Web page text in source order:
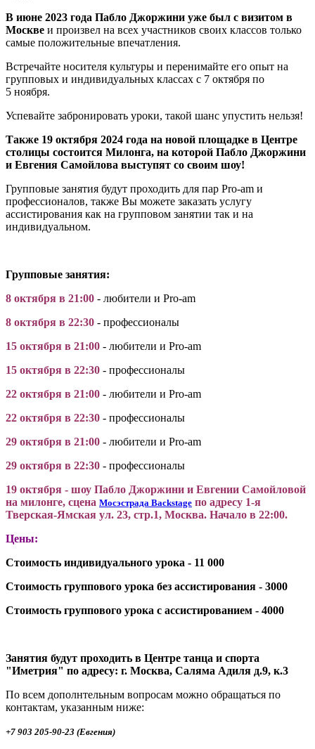
В июне 2023 года Пабло Джоржини уже был с визитом в
Москве и произвел на всех участников своих классов только
самые положительные впечатления.
Встречайте носителя культуры и перенимайте его опыт на
групповых и индивидуальных классах с 7 октября по
5 ноября.
Успевайте забронировать уроки, такой шанс упустить нельзя!
Также 19 октября 2024 года на новой площадке в Центре
столицы состоится Милонга, на которой Пабло Джоржини
и Евгения Самойлова выступят со своим шоу!
Групповые занятия будут проходить для пар Pro-am и
профессионалов, также Вы можете заказать услугу
ассистирования как на групповом занятии так и на
индивидуальном.
Групповые занятия:
8 октября в 21:00 - любители и Pro-am
8 октября в 22:30 - профессионалы
15 октября в 21:00 - любители и Pro-am
15 октября в 22:30 - профессионалы
22 октября в 21:00 - любители и Pro-am
22 октября в 22:30 - профессионалы
29 октября в 21:00 - любители и Pro-am
29 октября в 22:30 - профессионалы
19 октября - шоу Пабло Джоржини и Евгении Самойловой
на милонге, сцена Мосэстрада Backstage по адресу 1-я
Тверская-Ямская ул. 23, стр.1, Москва. Начало в 22:00.
Цены:
Стоимость индивидуального урока - 11 000
Стоимость группового урока без ассистирования - 3000
Стоимость группового урока c ассистированием - 4000
Занятия будут проходить в Центре танца и спорта
"Иметрия" по адресу: г. Москва, Саляма Адиля д.9, к.3
По всем дополнтельным вопросам можно обращатьcя по
контактам, указанным ниже:
+7 903 205-90-23 (Евгения)